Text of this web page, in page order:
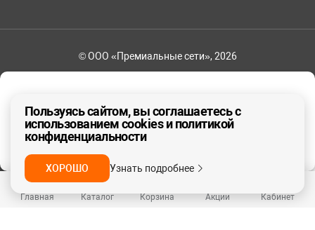
Главная Каталог Корзина Акции Кабинет
ДА, ВЕРНО
© ООО «Премиальные сети», 2026
Пользуясь сайтом, вы соглашаетесь с
использованием cookies и политикой
конфиденциальности
ХОРОШО Узнать подробнее